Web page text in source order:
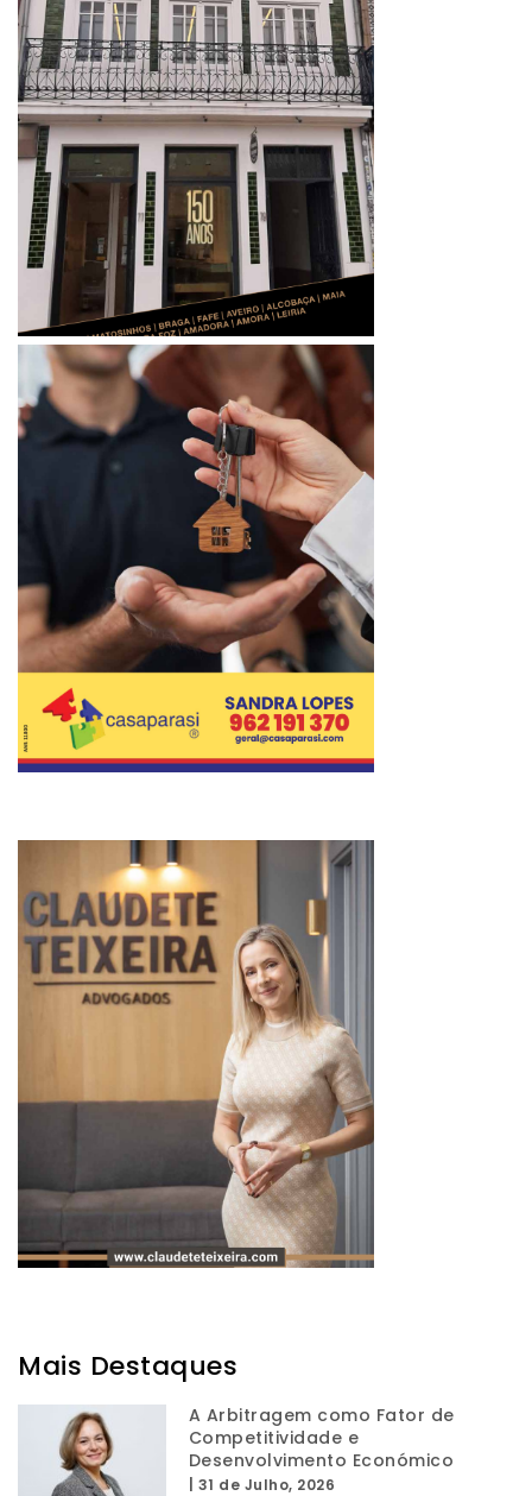
Mais Destaques
A Arbitragem como Fator de
Competitividade e
Desenvolvimento Económico
31 de Julho, 2026